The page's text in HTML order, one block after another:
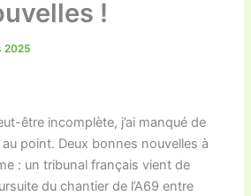
!
2025
être incomplète, j’ai manqué de
point. Deux bonnes nouvelles à
: un tribunal français vient de
du chantier de l’A69 entre